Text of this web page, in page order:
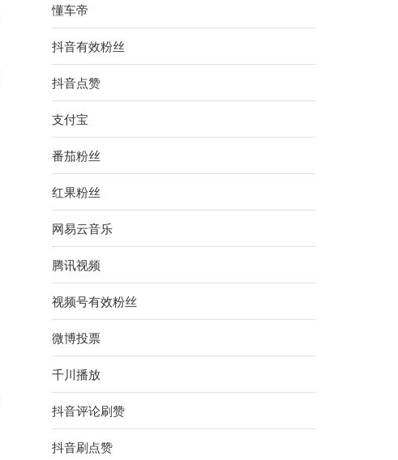
懂车帝
抖音有效粉丝
抖音点赞
支付宝
番茄粉丝
红果粉丝
网易云音乐
腾讯视频
视频号有效粉丝
微博投票
千川播放
抖音评论刷赞
抖音刷点赞